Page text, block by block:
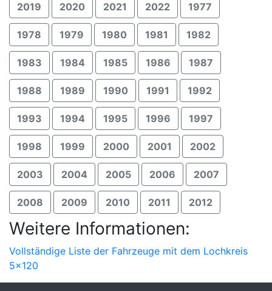
2019 2020 2021 2022 1977
1978 1979 1980 1981 1982
1983 1984 1985 1986 1987
1988 1989 1990 1991 1992
1993 1994 1995 1996 1997
1998 1999 2000 2001 2002
2003 2004 2005 2006 2007
2008 2009 2010 2011 2012
Weitere Informationen:
Vollständige Liste der Fahrzeuge mit dem Lochkreis
5x120